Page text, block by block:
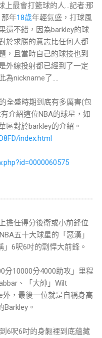
上最會打籃球的人...記者:那
那年18歲年輕氣盛，打球風
還不錯，因為barkley的球
於求勝的意志比任何人都
，且當時自己的球技也到
外線投射都已經到了一定
nickname了....
全盛時期到底有多厲害(包
介紹這位NBA的球星，如
區對於barkley的介紹。
index.html
擔任得分後衛或小前鋒位
五十大球星的「惡漢」
6呎6吋的剽悍大前鋒。
分10000分4000助攻」里程
、「大帥」Wilt
外，最後一位就是自稱身高
。
6呎6吋的身軀裡到底蘊藏